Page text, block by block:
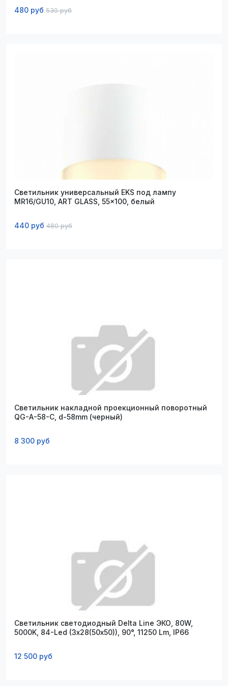
480 руб 530 руб
Светильник универсальный EKS под лампу
MR16/GU10, ART GLASS, 55x100, белый
440 руб 480 руб
Светильник накладной проекционный поворотный
QG-A-58-C, d-58mm (черный)
8 300 руб
Светильник светодиодный Delta Line ЭКО, 80W,
5000K, 84-Led (3х28(50х50)), 90°, 11250 Lm, IP66
12 500 руб